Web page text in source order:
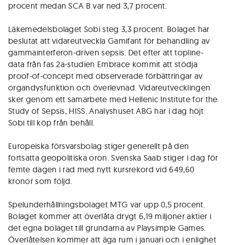
procent medan SCA B var ned 3,7 procent.
Läkemedelsbolaget Sobi steg 3,3 procent. Bolaget har
beslutat att vidareutveckla Gamifant för behandling av
gammainterferon-driven sepsis. Det efter att topline-
data från fas 2a-studien Embrace kommit att stödja
proof-of-concept med observerade förbättringar av
organdysfunktion och överlevnad. Vidareutvecklingen
sker genom ett samarbete med Hellenic Institute for the
Study of Sepsis, HISS. Analyshuset ABG har i dag höjt
Sobi till köp från behåll.
Europeiska försvarsbolag stiger generellt på den
fortsatta geopolitiska oron. Svenska Saab stiger i dag för
femte dagen i rad med nytt kursrekord vid 649,60
kronor som följd.
Spelunderhållningsbolaget MTG var upp 0,5 procent.
Bolaget kommer att överlåta drygt 6,19 miljoner aktier i
det egna bolaget till grundarna av Playsimple Games.
Överlåtelsen kommer att äga rum i januari och i enlighet